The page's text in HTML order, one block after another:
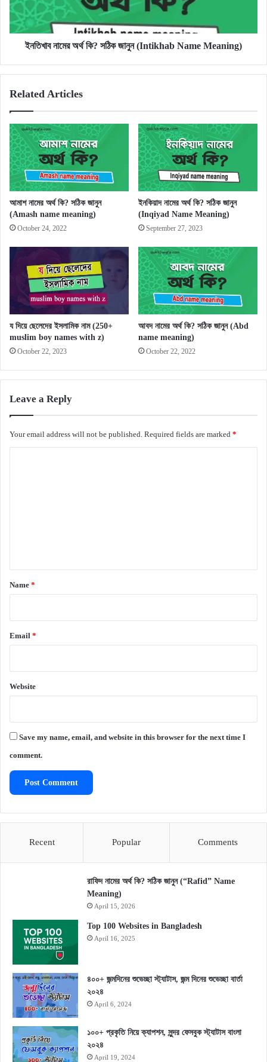
(Intikhab
Name
Meaning)
ইনতিখাব নামের অর্থ কি? সঠিক জানুন (Intikhab Name Meaning)
Related Articles
আমাশ নামের অর্থ কি? সঠিক জানুন
(Amash name meaning)
October 24, 2022
ইনকিয়াদ নামের অর্থ কি? সঠিক জানুন
(Inqiyad Name Meaning)
September 27, 2023
য দিয়ে ছেলেদের ইসলামিক নাম (250+
muslim boy names with z)
October 22, 2023
আবদ নামের অর্থ কি? সঠিক জানুন (Abd
name meaning)
October 22, 2022
Leave a Reply
Your email address will not be published. Required fields are marked *
*
Name *
Email *
Website
Save my name, email, and website in this browser for the next time I
comment.
Recent Popular Comments
রাফিদ নামের অর্থ কি? সঠিক জানুন (“Rafid” Name
Meaning)
April 15, 2026
Top 100 Websites in Bangladesh
April 16, 2025
৪০০+ জন্মদিনের শুভেচ্ছা স্ট্যাটাস, জন্ম দিনের শুভেচ্ছা বার্তা
২০২৪
April 6, 2024
১০০+ প্রকৃতি নিয়ে ক্যাপশন, সুন্দর ফেসবুক স্ট্যাটাস বাংলা
২০২৪
April 19, 2024